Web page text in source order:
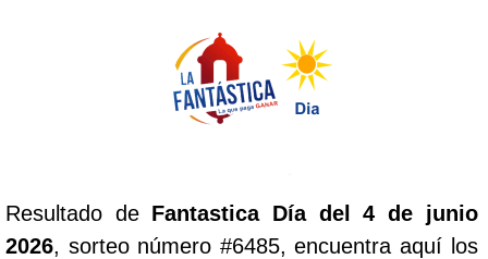
Resultado de Fantastica Día del 4 de junio
2026, sorteo número #6485, encuentra aquí los